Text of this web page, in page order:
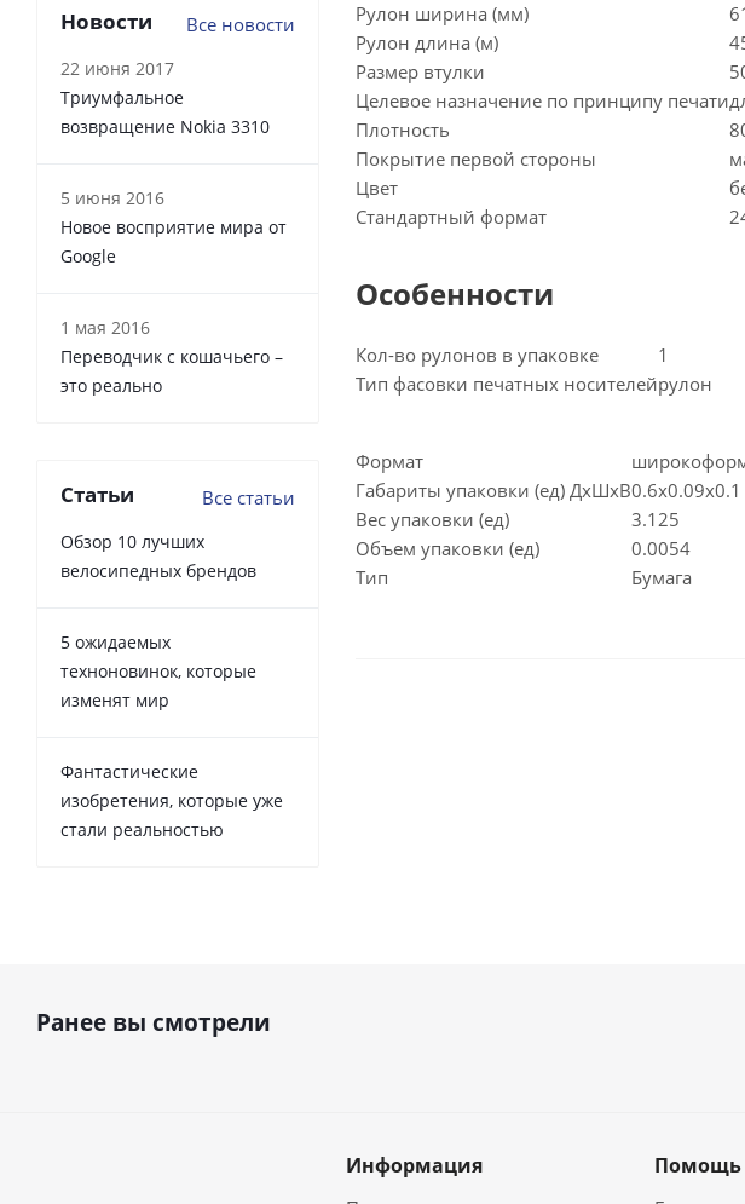
Рулон ширина (мм)
Рулон длина (м)
Размер втулки
Целевое назначение по принципу печати
Плотность
Покрытие первой стороны
Цвет
Стандартный формат
Особенности
Кол-во рулонов в упаковке
1
Тип фасовки печатных носителейрулон
Формат
Габариты упаковки (ед) ДхШхВ0.6x0.09x0.1
Вес упаковки (ед)
3.125
Объем упаковки (ед)
0.0054
Тип
Бумага
Новости Все новости
22 июня 2017
Триумфальное
возвращение Nokia 3310
5 июня 2016
Новое восприятие мира от
Google
1 мая 2016
Переводчик с кошачьего –
это реально
Статьи Все статьи
Обзор 10 лучших
велосипедных брендов
5 ожидаемых
техноновинок, которые
изменят мир
Фантастические
изобретения, которые уже
стали реальностью
Ранее вы смотрели
Информация Помощь